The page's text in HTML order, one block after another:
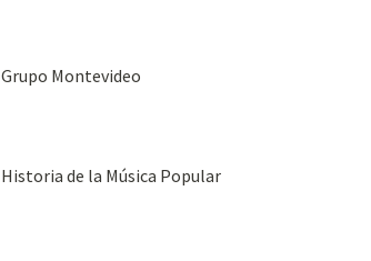
Grupo Montevideo
Historia de la Música Popular